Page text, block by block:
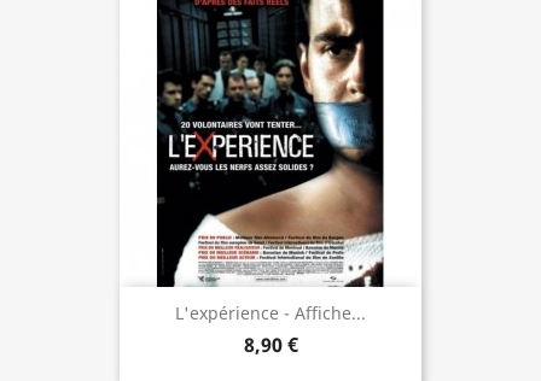
L'expérience - Affiche...
8,90 €